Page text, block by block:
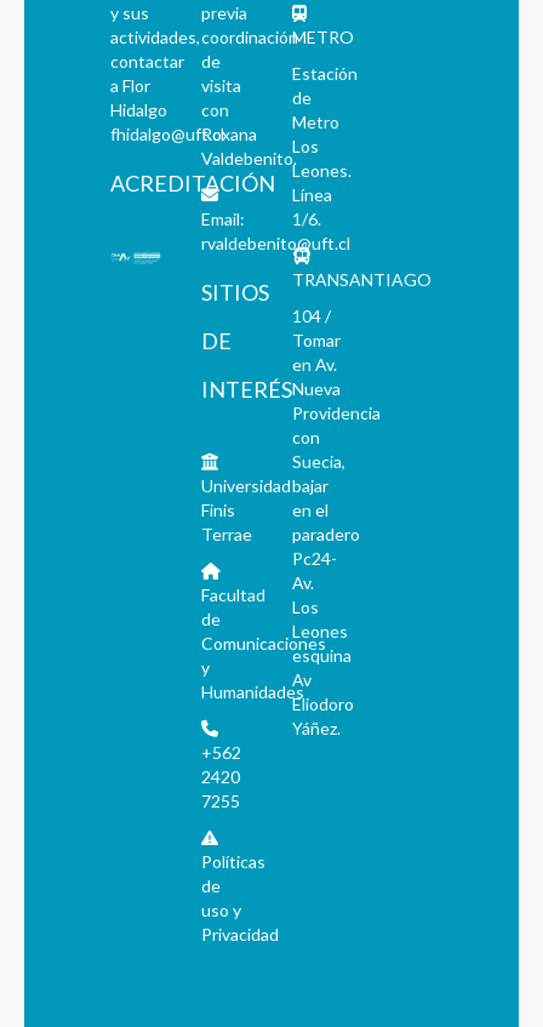
y sus
actividades,
contactar
a Flor
Hidalgo
fhidalgo@uft.cl
ACREDITACIÓN
previa
coordinación
de
visita
con
Roxana
Valdebenito.
Email:
rvaldebenito@uft.cl
SITIOS
DE
INTERÉS
Universidad
Finis
Terrae
Facultad
de
Comunicaciones
y
Humanidades
+562
2420
7255
Políticas
de
uso y
Privacidad
METRO
Estación
de
Metro
Los
Leones.
Línea
1/6.
TRANSANTIAGO
104 /
Tomar
en Av.
Nueva
Providencia
con
Suecia,
bajar
en el
paradero
Pc24-
Av.
Los
Leones
esquina
Av
Eliodoro
Yáñez.